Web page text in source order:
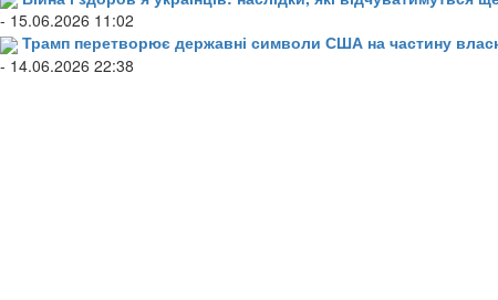
- 15.06.2026 11:02
Трамп перетворює державні символи США на частину
- 14.06.2026 22:38